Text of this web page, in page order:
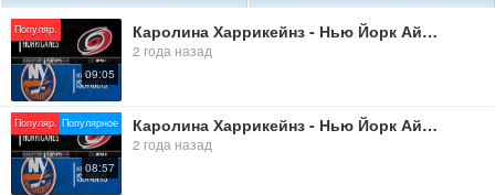
????
#vladpergler#нхл#обзор
Популяр.
09:05
Каролина Харрикейнз - Нью Йорк Айлендерс Плей-офф Раунд 1 Игра 1 Обзор матча 21.04.2024
2 года назад
Популяр. Популярное
08:57
Каролина Харрикейнз - Нью Йорк Айлендерс Плей-офф Раунд 1 Игра 5 Обзор матча 1.05.2024
2 года назад